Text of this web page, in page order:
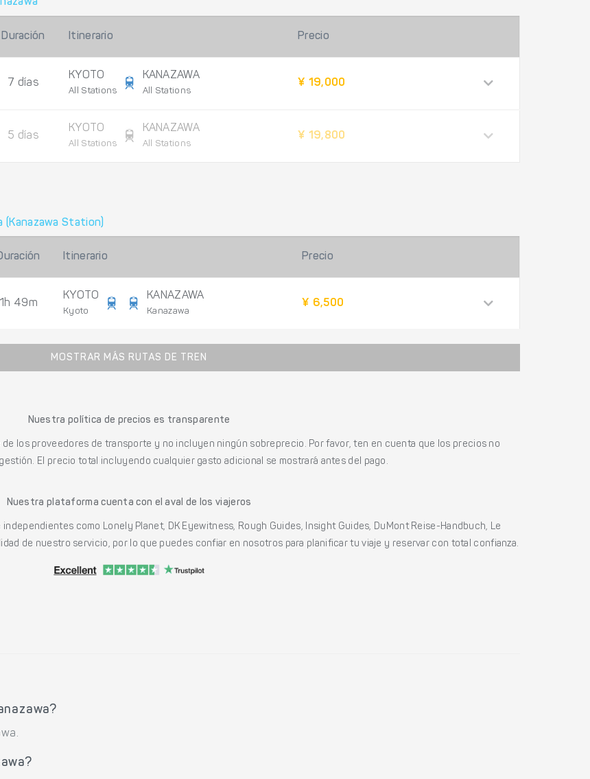
Duración Itinerario Precio
7 días
KYOTO
All Stations
KANAZAWA
All Stations
¥ 19,000
5 días
KYOTO
All Stations
KANAZAWA
All Stations
¥ 19,800
(Kanazawa Station)
Itinerario Precio
1h 49m
KYOTO
Kyoto
KANAZAWA
Kanazawa
¥ 6,500
MOSTRAR MÁS RUTAS DE TREN
Nuestra política de precios es transparente
los proveedores de transporte y no incluyen ningún sobreprecio. Por favor, ten en cuenta que los precios no
El precio total incluyendo cualquier gasto adicional se mostrará antes del pago.
Nuestra plataforma cuenta con el aval de los viajeros
como Lonely Planet, DK Eyewitness, Rough Guides, Insight Guides, DuMont Reise-Handbuch, Le
de nuestro servicio, por lo que puedes confiar en nosotros para planificar tu viaje y reservar con total confianza.